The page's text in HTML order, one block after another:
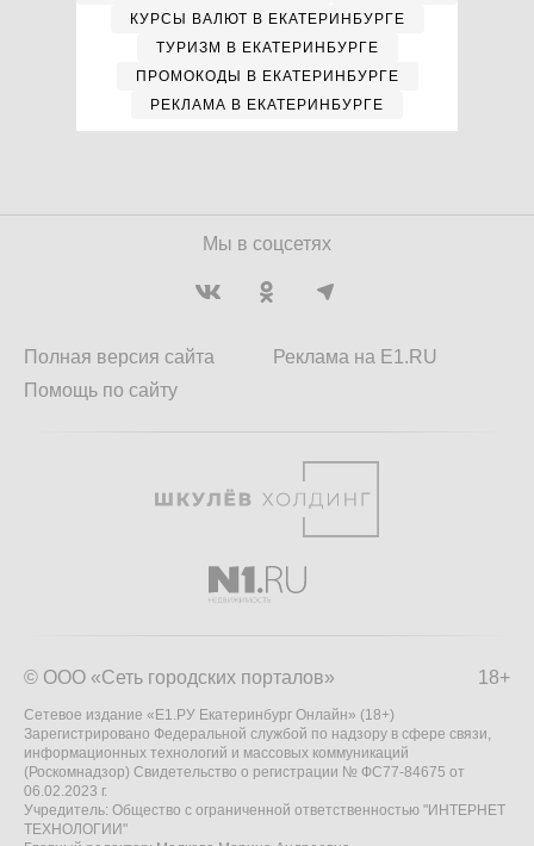
КУРСЫ ВАЛЮТ В ЕКАТЕРИНБУРГЕ
ТУРИЗМ В ЕКАТЕРИНБУРГЕ
ПРОМОКОДЫ В ЕКАТЕРИНБУРГЕ
РЕКЛАМА В ЕКАТЕРИНБУРГЕ
Мы в соцсетях
Полная версия сайта
Помощь по сайту
Реклама на E1.RU
18+
© ООО «Сеть городских порталов»
Сетевое издание «Е1.РУ Екатеринбург Онлайн» (18+)
Зарегистрировано Федеральной службой по надзору в сфере связи,
информационных технологий и массовых коммуникаций
(Роскомнадзор) Свидетельство о регистрации № ФС77-84675 от
06.02.2023 г.
Учредитель: Общество с ограниченной ответственностью "ИНТЕРНЕТ
ТЕХНОЛОГИИ"